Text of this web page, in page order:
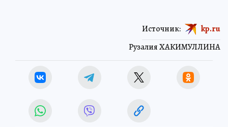
Рузалия ХАКИМУЛЛИНА
Источник: kp.ru